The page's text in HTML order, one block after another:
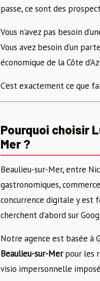
passe, ce sont des
Vous n’avez pas besoin
Vous avez besoin d’un
économique de la Côte
C’est exactement ce que
Pourquoi choisir
Mer ?
Beaulieu-sur-Mer, entre
gastronomiques,
concurrence digitale y est
cherchent d’abord sur
Notre agence est basée à
Beaulieu-sur-Merpour les
visio impersonnelle